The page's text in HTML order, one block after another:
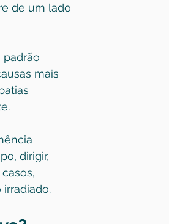
de um lado
mais
dirigir,